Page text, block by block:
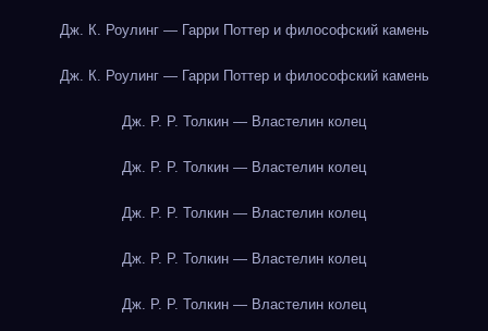
Дж. К. Роулинг — Гарри Поттер и философский камень
Дж. К. Роулинг — Гарри Поттер и философский камень
Дж. Р. Р. Толкин — Властелин колец
Дж. Р. Р. Толкин — Властелин колец
Дж. Р. Р. Толкин — Властелин колец
Дж. Р. Р. Толкин — Властелин колец
Дж. Р. Р. Толкин — Властелин колец